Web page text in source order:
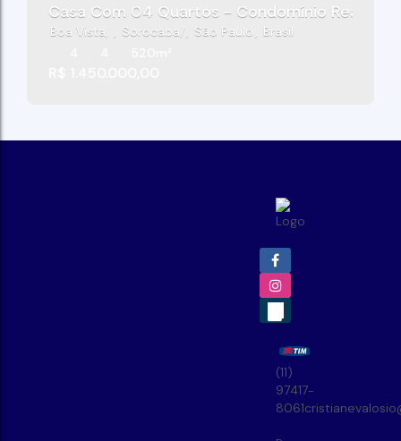
Casa Com 04 Quartos - Condomínio Real
Boa Vista Sorocaba São Paulo
Brasil
(11)
97417-
8061